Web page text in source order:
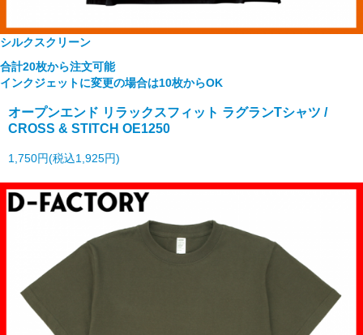
シルクスクリーン
合計20枚から注文可能
インクジェットに変更の場合は10枚からOK
オープンエンド リラックスフィット ラグランTシャツ /
CROSS & STITCH OE1250
1,750円(税込1,925円)